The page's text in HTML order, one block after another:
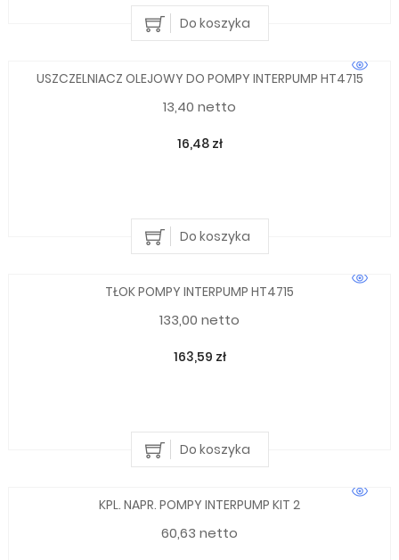
Do koszyka
USZCZELNIACZ OLEJOWY DO POMPY INTERPUMP HT4715
13,40 netto
16,48 zł
Do koszyka
TŁOK POMPY INTERPUMP HT4715
133,00 netto
163,59 zł
Do koszyka
KPL. NAPR. POMPY INTERPUMP KIT 2
60,63 netto